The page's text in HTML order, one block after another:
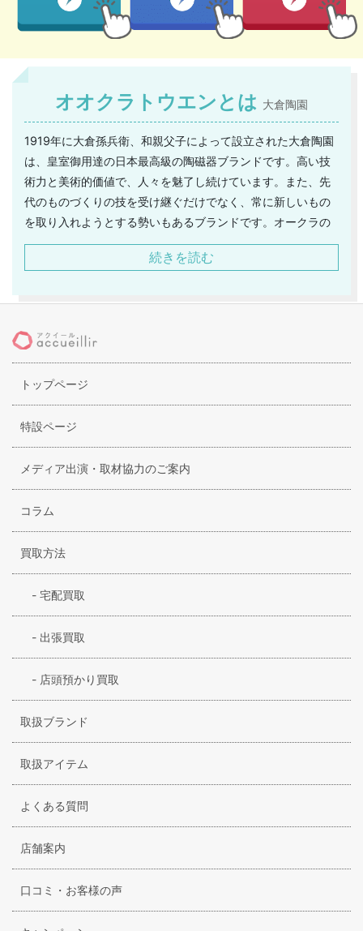
オオクラトウエンとは 大倉陶園
1919年に大倉孫兵衛、和親父子によって設立された大倉陶園
は、皇室御用達の日本最高級の陶磁器ブランドです。高い技
術力と美術的価値で、人々を魅了し続けています。また、先
代のものづくりの技を受け継ぐだけでなく、常に新しいもの
を取り入れようとする勢いもあるブランドです。オークラの
ホワイト、セーブルのブルーという言葉は大倉陶園の合言葉
となるほど有名です。そのオークラのホワイトの代表作とも
ちらは上質な素材をたっぷりと使用して、本焼きをします。
だわりの技法で作られた作品は日本の技術力の高さをあらわ
しています。こだわりの陶磁器の数々は、ご自宅用だけでな
く贈答品としても喜ばれています。作品の数々は、和にも洋
にもしっくりくるデザインで、大倉陶器の食器一つ、花瓶一
つを飾るだけでお部屋の印象を一瞬にしてラグジュアリーな
ものに変えてしまいます。
続きを読む
トップページ
特設ページ
メディア出演・取材協力のご案内
コラム
買取方法
- 宅配買取
- 出張買取
- 店頭預かり買取
取扱ブランド
取扱アイテム
よくある質問
店舗案内
口コミ・お客様の声